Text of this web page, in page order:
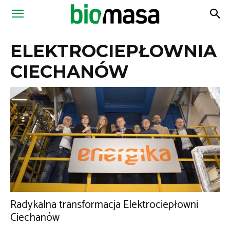
Magazyn
ELEKTROCIEPŁOWNIA
CIECHANÓW
Radykalna transformacja Elektrociepłowni
Ciechanów